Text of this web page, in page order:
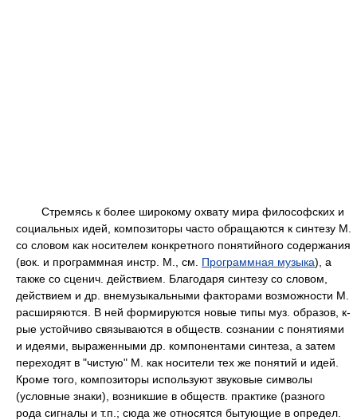
Стремясь к более широкому охвату мира философских и
социальных идей, композиторы часто обращаются к синтезу М.
со словом как носителем конкретного понятийного содержания
(вок. и программная инстр. М., см. Программная музыка), а
также со сценич. действием. Благодаря синтезу со словом,
действием и др. внемузыкальными факторами возможности М.
расширяются. В ней формируются новые типы муз. образов, к-
рые устойчиво связываются в обществ. сознании с понятиями
и идеями, выраженными др. компонентами синтеза, а затем
переходят в "чистую" М. как носители тех же понятий и идей.
Кроме того, композиторы используют звуковые символы
(условные знаки), возникшие в обществ. практике (разного
рода сигналы и т.п.; сюда же относятся бытующие в определ.